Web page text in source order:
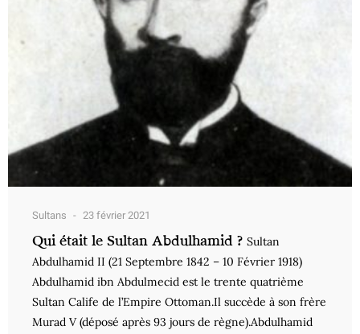
Sultans 23 février 2021
Qui était le Sultan Abdulhamid ? Sultan
Abdulhamid II (21 Septembre 1842 – 10 Février 1918)
Abdulhamid ibn Abdulmecid est le trente quatrième
Sultan Calife de l’Empire Ottoman.Il succède à son frère
Murad V (déposé après 93 jours de règne).Abdulhamid